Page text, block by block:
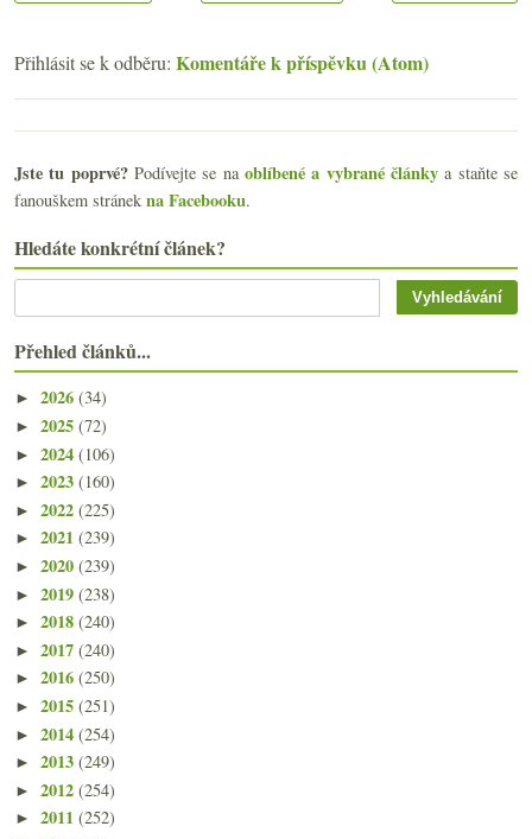
Přihlásit se k odběru: Komentáře k příspěvku (Atom)
Jste tu poprvé?Podívejte se naoblíbené a vybrané články a staňte se
fanouškem stránek na Facebooku.
Hledáte konkrétní článek?
Přehled článků...
► 2026 (34)
► 2025 (72)
► 2024 (106)
► 2023 (160)
► 2022 (225)
► 2021 (239)
► 2020 (239)
► 2019 (238)
► 2018 (240)
► 2017 (240)
► 2016 (250)
► 2015 (251)
► 2014 (254)
► 2013 (249)
► 2012 (254)
► 2011 (252)